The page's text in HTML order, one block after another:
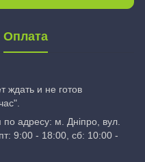
Оплата
ждать и не готов
адресу: м. Дніпро, вул.
9:00 - 18:00, сб: 10:00 -